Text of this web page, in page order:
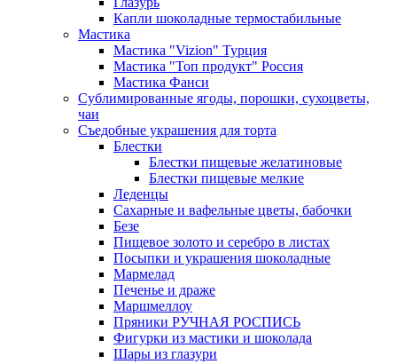
Капли шоколадные термостабильные
Мастика
Мастика "Vizion" Турция
Мастика "Топ продукт" Россия
Мастика Фанси
Сублимированные ягоды, порошки, сухоцветы,
чаи
Съедобные украшения для торта
Блестки
Блестки пищевые желатиновые
Блестки пищевые мелкие
Леденцы
Сахарные и вафельные цветы, бабочки
Безе
Пищевое золото и серебро в листах
Посыпки и украшения шоколадные
Мармелад
Печенье и драже
Маршмеллоу
Пряники РУЧНАЯ РОСПИСЬ
Фигурки из мастики и шоколада
Шары из глазури